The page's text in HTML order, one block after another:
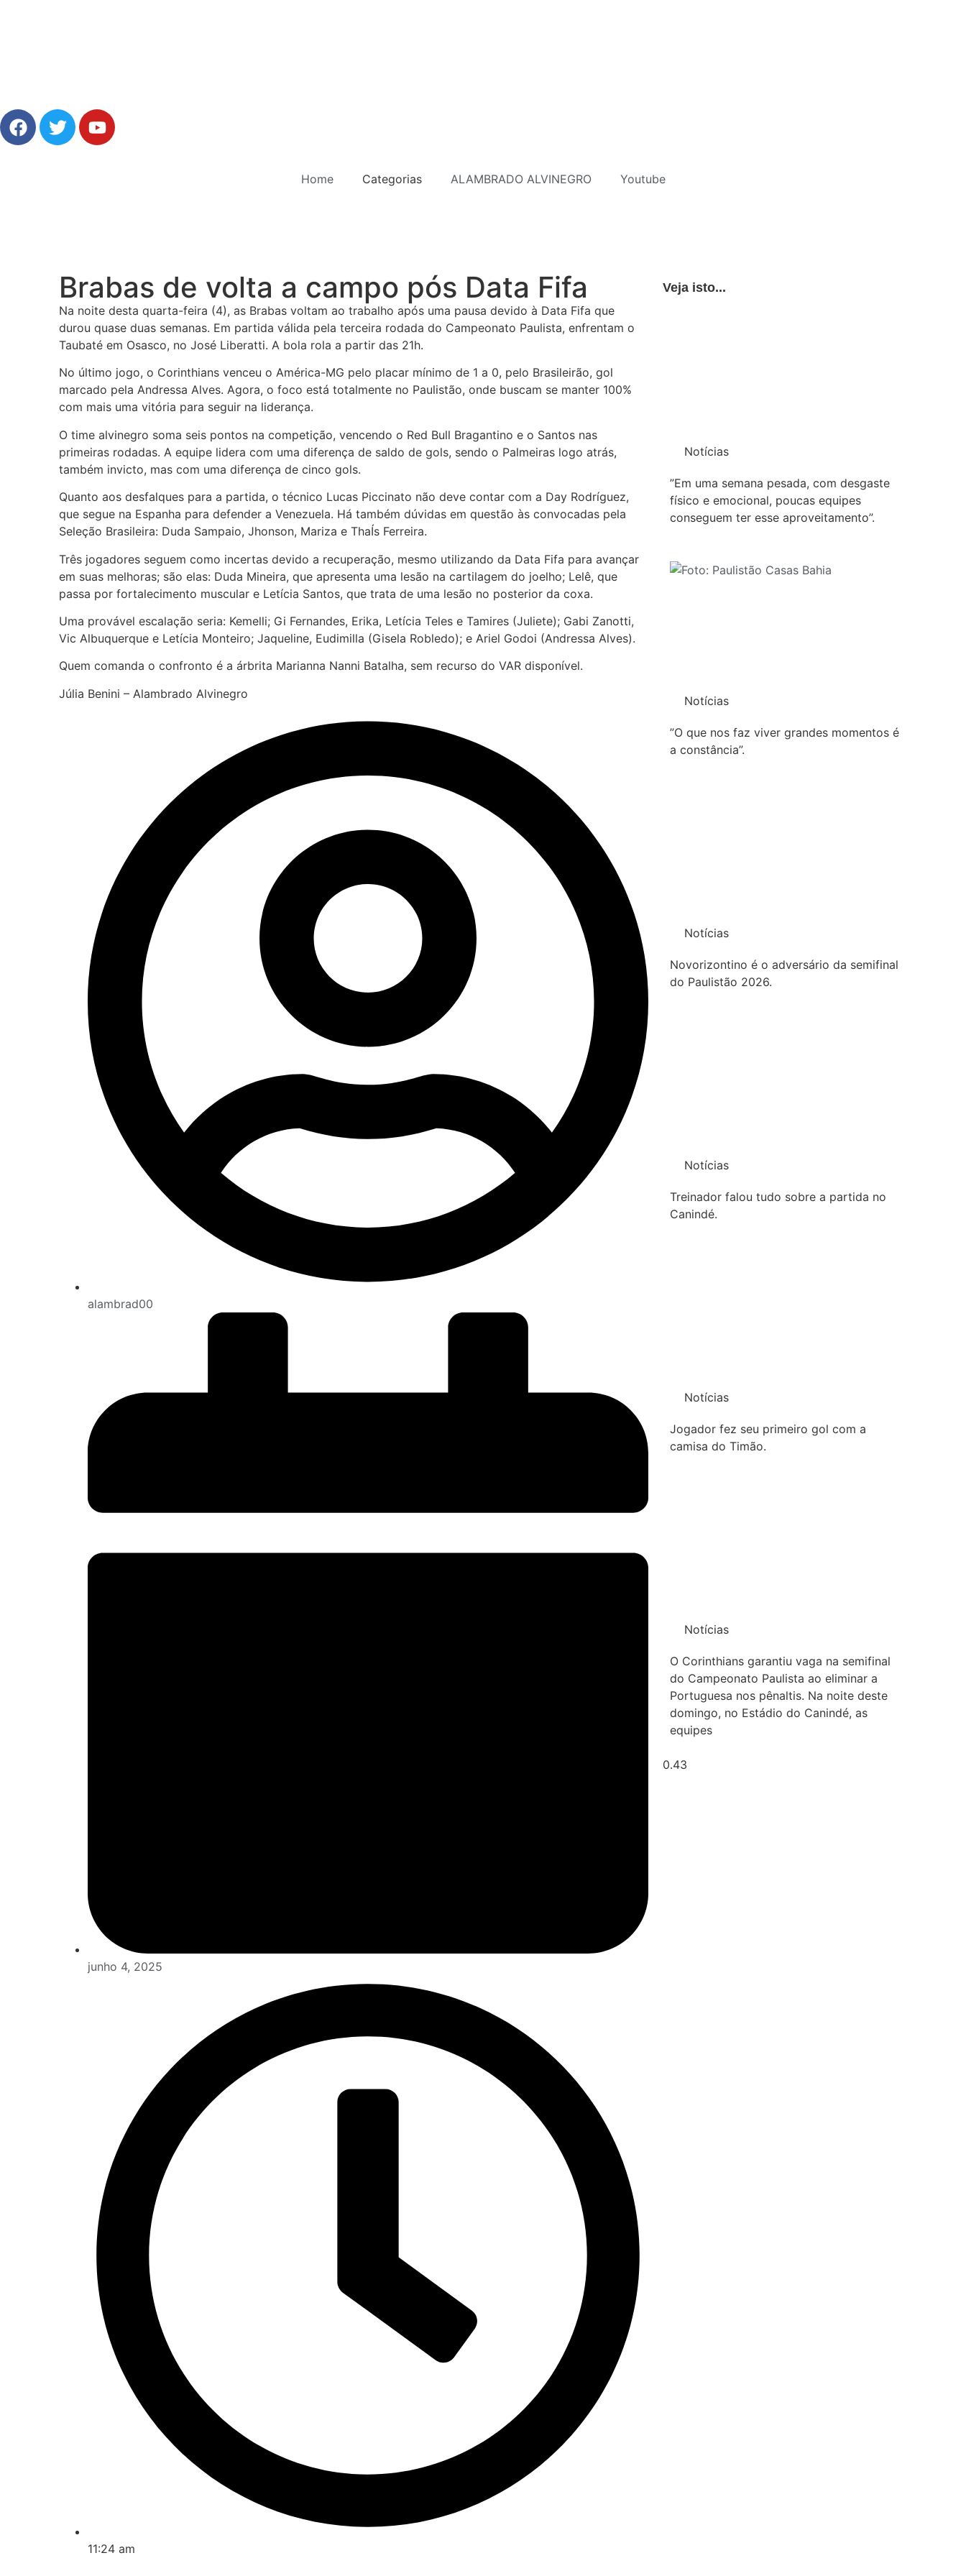
Home Categorias ALAMBRADO ALVINEGRO Youtube
Brabas de volta a campo pós Data Fifa
Na noite desta quarta-feira (4), as Brabas voltam ao trabalho após uma pausa devido à Data Fifa que
durou quase duas semanas. Em partida válida pela terceira rodada do Campeonato Paulista, enfrentam o
Taubaté em Osasco, no José Liberatti. A bola rola a partir das 21h.
No último jogo, o Corinthians venceu o América-MG pelo placar mínimo de 1 a 0, pelo Brasileirão, gol
marcado pela Andressa Alves. Agora, o foco está totalmente no Paulistão, onde buscam se manter 100%
com mais uma vitória para seguir na liderança.
O time alvinegro soma seis pontos na competição, vencendo o Red Bull Bragantino e o Santos nas
primeiras rodadas. A equipe lidera com uma diferença de saldo de gols, sendo o Palmeiras logo atrás,
também invicto, mas com uma diferença de cinco gols.
Quanto aos desfalques para a partida, o técnico Lucas Piccinato não deve contar com a Day Rodríguez,
que segue na Espanha para defender a Venezuela. Há também dúvidas em questão às convocadas pela
Seleção Brasileira: Duda Sampaio, Jhonson, Mariza e ThaÍs Ferreira.
Três jogadores seguem como incertas devido a recuperação, mesmo utilizando da Data Fifa para avançar
em suas melhoras; são elas: Duda Mineira, que apresenta uma lesão na cartilagem do joelho; Lelê, que
passa por fortalecimento muscular e Letícia Santos, que trata de uma lesão no posterior da coxa.
Uma provável escalação seria: Kemelli; Gi Fernandes, Erika, Letícia Teles e Tamires (Juliete); Gabi Zanotti,
Vic Albuquerque e Letícia Monteiro; Jaqueline, Eudimilla (Gisela Robledo); e Ariel Godoi (Andressa Alves).
Quem comanda o confronto é a árbrita Marianna Nanni Batalha, sem recurso do VAR disponível.
Júlia Benini – Alambrado Alvinegro
alambrad00
junho 4, 2025
11:24 am
Veja isto...
Notícias
”Em uma semana pesada, com desgaste
físico e emocional, poucas equipes
conseguem ter esse aproveitamento”.
Notícias
”O que nos faz viver grandes momentos é
a constância”.
Notícias
Novorizontino é o adversário da semifinal
do Paulistão 2026.
Notícias
Treinador falou tudo sobre a partida no
Canindé.
Notícias
Jogador fez seu primeiro gol com a
camisa do Timão.
Notícias
O Corinthians garantiu vaga na semifinal
do Campeonato Paulista ao eliminar a
Portuguesa nos pênaltis. Na noite deste
domingo, no Estádio do Canindé, as
equipes